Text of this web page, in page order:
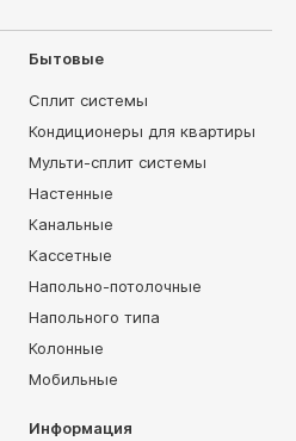
Бытовые
Сплит системы
Кондиционеры для квартиры
Мульти-сплит системы
Настенные
Канальные
Кассетные
Напольно-потолочные
Напольного типа
Колонные
Мобильные
Информация